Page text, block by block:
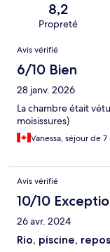
8,2
Propreté
Avis
Avis vérifié
6/10 Bien
28 janv. 2026
La chambre était
moisissures)
Vanessa, séjour de 7
Avis vérifié
10/10
26 avr. 2024
Rio, piscine,